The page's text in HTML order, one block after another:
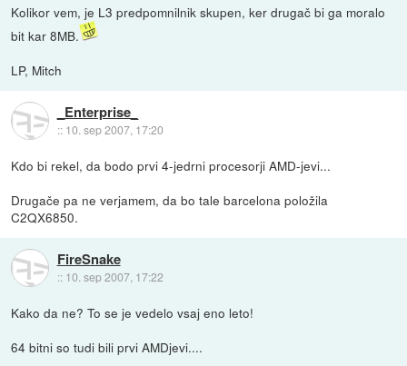
Kolikor vem, je L3 predpomnilnik skupen, ker drugač bi ga moralo
bit kar 8MB.
LP, Mitch
_Enterprise_
:: 10. sep 2007, 17:20
Kdo bi rekel, da bodo prvi 4-jedrni procesorji AMD-jevi...
Drugače pa ne verjamem, da bo tale barcelona položila
C2QX6850.
FireSnake
:: 10. sep 2007, 17:22
Kako da ne? To se je vedelo vsaj eno leto!
64 bitni so tudi bili prvi AMDjevi....